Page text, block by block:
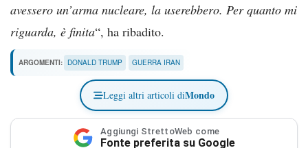
avessero un’arma nucleare, la userebbero. Per quanto mi
riguarda, è finita“, ha ribadito.
ARGOMENTI: DONALD TRUMP GUERRA IRAN
Leggi altri articoli diMondo
Aggiungi StrettoWeb come
Fonte preferita su Google